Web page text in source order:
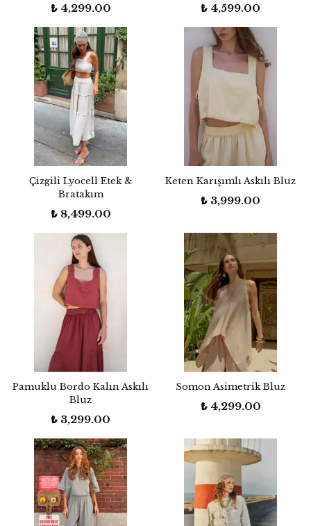
₺ 4,299.00 ₺ 4,599.00
Çizgili Lyocell Etek &
Bratakım
₺ 8,499.00
Keten Karışımlı Askılı Bluz
₺ 3,999.00
Pamuklu Bordo Kalın Askılı
Bluz
₺ 3,299.00
Somon Asimetrik Bluz
₺ 4,299.00